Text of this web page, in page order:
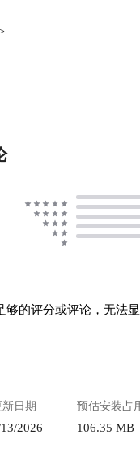
够的评分或评论，无法显
新日期
2026
预估安装占
106.35 MB